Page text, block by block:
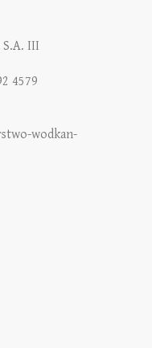
III
4579
wodkan-